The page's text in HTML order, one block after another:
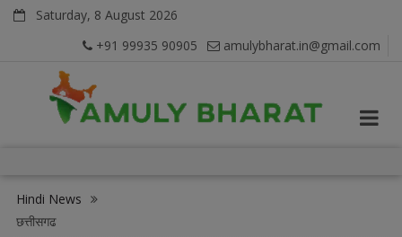
Saturday, 8 August 2026
+91 99935 90905
amulybharat.in@gmail.com
Hindi News
छत्तीसगढ